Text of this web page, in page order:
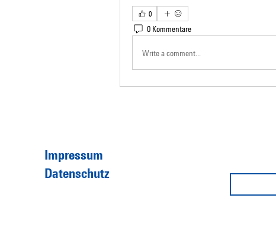
0
0 Kommentare
Write a comment...
Impressum
Datenschutz